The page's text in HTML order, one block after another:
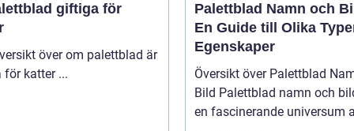
giftiga för
giftiga för katter ...
Palettblad Namn och
En Guide till Olika
Egenskaper
Översikt över Palettblad
Bild Palettblad namn och bild är
en fascinerande universum